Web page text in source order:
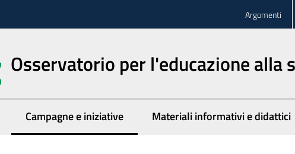
Argomenti
Osservatorio per l'educazione alla
Campagne e iniziative
Menu selezionato Materiali informativi e didattici